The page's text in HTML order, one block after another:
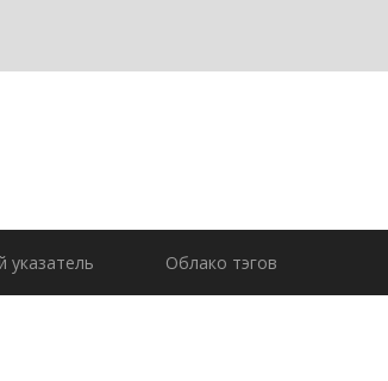
указатель Облако тэгов